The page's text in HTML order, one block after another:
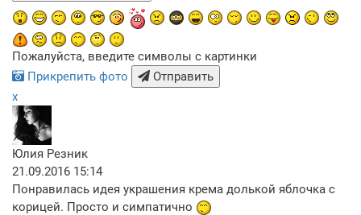
Пожалуйста, введите символы с картинки
Прикрепить фото
Отправить
x
Юлия Резник
21.09.2016 15:14
Понравилась идея украшения крема долькой яблочка с
корицей. Просто и симпатично